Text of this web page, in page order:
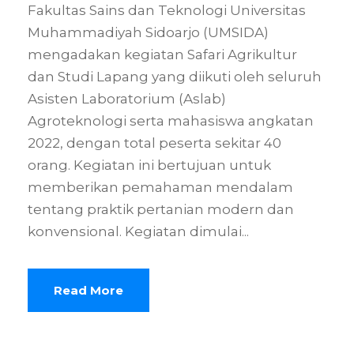
Fakultas Sains dan Teknologi Universitas
Muhammadiyah Sidoarjo (UMSIDA)
mengadakan kegiatan Safari Agrikultur
dan Studi Lapang yang diikuti oleh seluruh
Asisten Laboratorium (Aslab)
Agroteknologi serta mahasiswa angkatan
2022, dengan total peserta sekitar 40
orang. Kegiatan ini bertujuan untuk
memberikan pemahaman mendalam
tentang praktik pertanian modern dan
konvensional. Kegiatan dimulai...
Read More